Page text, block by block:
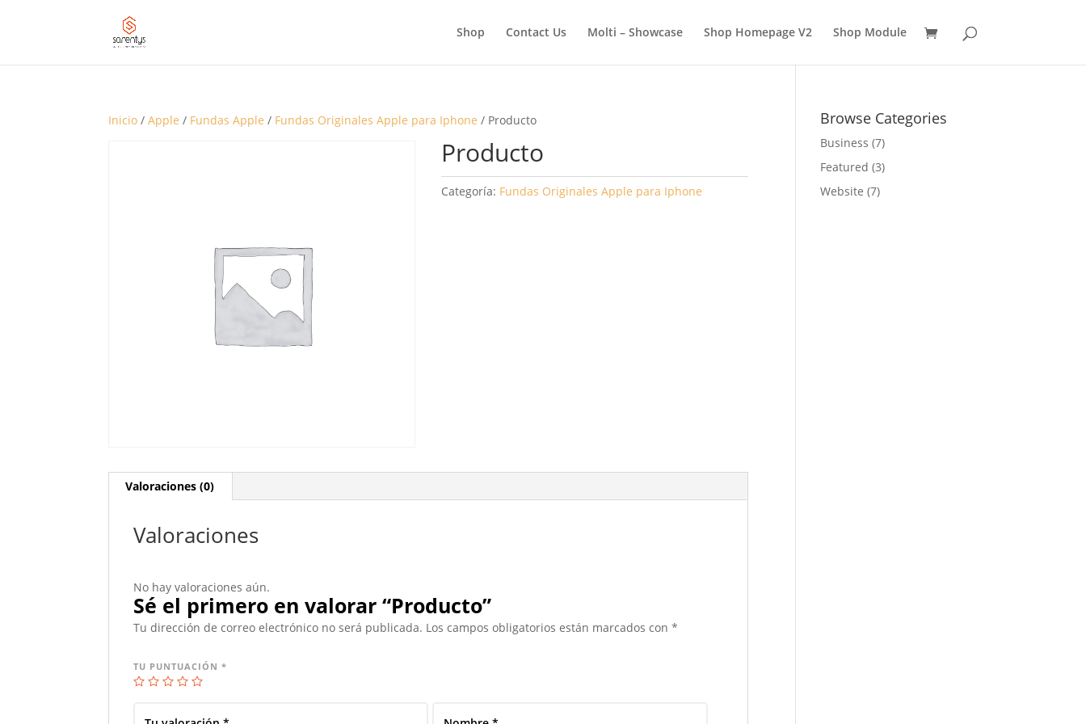
Shop Contact Us Molti – Showcase Shop Homepage V2 Shop Module
PRODUCTOS
Inicio /Apple / Fundas Apple / Fundas Originales Apple para Iphone / Producto
Producto
Categoría: Fundas Originales Apple para Iphone
Valoraciones (0)
Valoraciones
No hay valoraciones aún.
Sé el primero en valorar “Producto”
Tu dirección de correo electrónico no será publicada. Los campos obligatorios están marcados con*
TU PUNTUACIÓN*
Browse Categories
Business (7)
Featured (3)
Website (7)